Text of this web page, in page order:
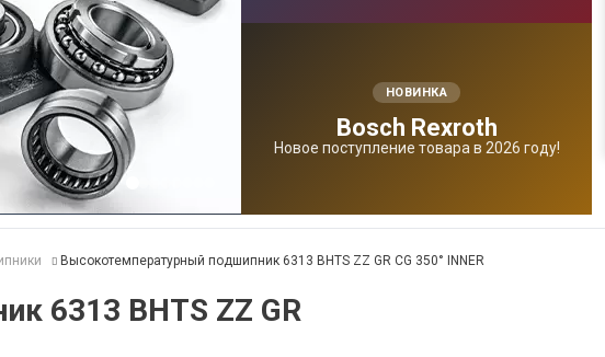
НОВИНКА
Bosсh Rexroth
Новое поступление товара в 2026 году!
Высокотемпературный подшипник 6313 BHTS ZZ GR CG 350° INNER
6313 BHTS ZZ GR